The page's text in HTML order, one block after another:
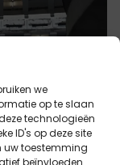
we
op te slaan
technologieën
ID's op deze site
uw toestemming
beïnvloeden.